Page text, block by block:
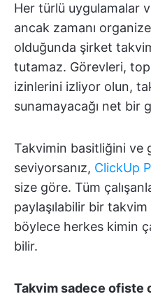
Her türlü uygulamalar
ancak zamanı
olduğunda şirket
tutamaz. Görevleri,
izinlerini izliyor olun,
sunamayacağı net bir
Takvimin basitliğini ve
seviyorsanız, ClickUp
size göre. Tüm
paylaşılabilir bir
böylece herkes kimin
bilir.
Takvim sadece ofiste